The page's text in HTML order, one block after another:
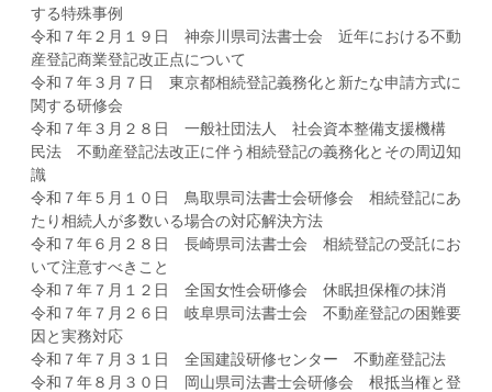
する特殊事例
令和７年２月１９日 神奈川県司法書士会 近年における不動
産登記商業登記改正点について
令和７年３月７日 東京都相続登記義務化と新たな申請方式に
関する研修会
令和７年３月２８日 一般社団法人 社会資本整備支援機構
民法 不動産登記法改正に伴う相続登記の義務化とその周辺知
識
令和７年５月１０日 鳥取県司法書士会研修会 相続登記にあ
たり相続人が多数いる場合の対応解決方法
令和７年６月２８日 長崎県司法書士会 相続登記の受託にお
いて注意すべきこと
令和７年７月１２日 全国女性会研修会 休眠担保権の抹消
令和７年７月２６日 岐阜県司法書士会 不動産登記の困難要
因と実務対応
令和７年７月３１日 全国建設研修センター 不動産登記法
令和７年８月３０日 岡山県司法書士会研修会 根抵当権と登